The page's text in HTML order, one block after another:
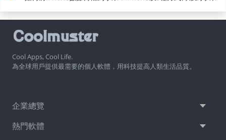
Cool Apps, Cool Life.
為全球用戶提供最需要的個人軟體，用科技提高人類生活品質。
企業總覽
熱門軟體